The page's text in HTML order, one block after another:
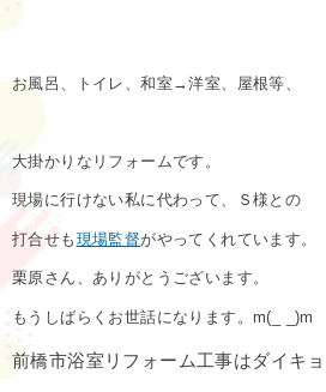
お風呂、トイレ、和室→洋室、屋根等、
大掛かりなリフォームです。
現場に行けない私に代わって、Ｓ様との
打合せも 現場監督がやってくれています。
栗原さん、ありがとうございます。
もうしばらくお世話になります。m(_ _)m
前橋市浴室リフォーム工事はダイキ